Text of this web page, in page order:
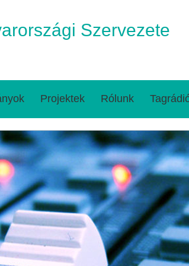
Szervezete
Projektek Rólunk